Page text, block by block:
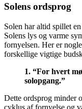
Solens ordsprog
Solen har altid spillet
Solens lys og varme
fornyelsen. Her er
forskellige vigtige
1. “For hvert
solopgang.”
Dette ordsprog minder